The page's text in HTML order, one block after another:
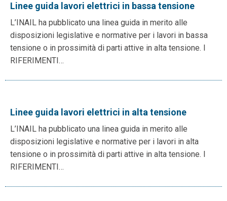
Linee guida lavori elettrici in bassa tensione
L’INAIL ha pubblicato una linea guida in merito alle
disposizioni legislative e normative per i lavori in bassa
tensione o in prossimità di parti attive in alta tensione. I
RIFERIMENTI…
Linee guida lavori elettrici in alta tensione
L’INAIL ha pubblicato una linea guida in merito alle
disposizioni legislative e normative per i lavori in alta
tensione o in prossimità di parti attive in alta tensione. I
RIFERIMENTI…